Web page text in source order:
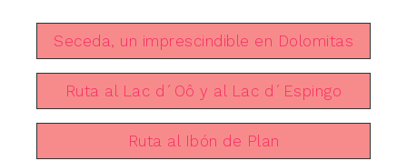
Seceda, un imprescindible en Dolomitas
Ruta al Lac d´Oô y al Lac d´Espingo
Ruta al Ibón de Plan